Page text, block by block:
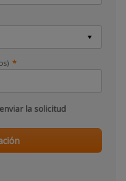
la solicitud